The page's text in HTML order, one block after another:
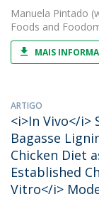
Manuela Pintado
Foods and
MAIS
ARTIGO
<i>In Vivo</i>
Bagasse
Chicken Diet
Established
Vitro</i>